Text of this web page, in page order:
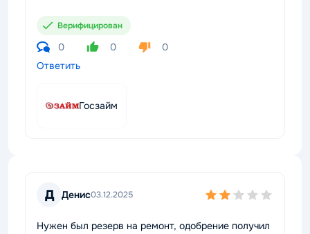
Верифицирован
0 0
0
Ответить
Госзайм
Д Денис03.12.2025
Нужен был резерв на ремонт, одобрение получил